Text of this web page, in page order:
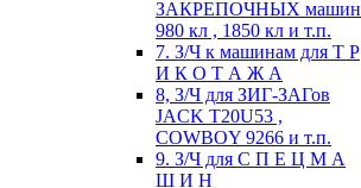
ЗАКРЕПОЧНЫХ машин
980 кл , 1850 кл и т.п.
7. З/Ч к машинам для Т Р
И К О Т А Ж А
8, З/Ч для ЗИГ-ЗАГов
JACK Т20U53 ,
COWBOY 9266 и т.п.
9. З/Ч для С П Е Ц М А
Ш И Н